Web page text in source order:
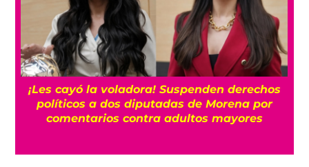
¡Les cayó la voladora! Suspenden derechos
políticos a dos diputadas de Morena por
comentarios contra adultos mayores